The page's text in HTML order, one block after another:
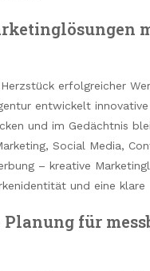
erfolgreicher
entwickelt
und im Gedächtnis
Social Media,
– kreative
und eine
für